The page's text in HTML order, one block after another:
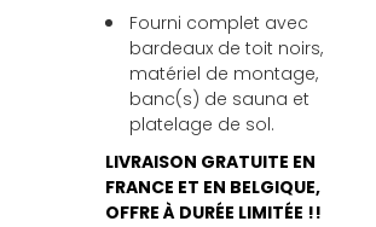
Fourni complet avec
bardeaux de toit noirs,
matériel de montage,
banc(s) de sauna et
platelage de sol.
LIVRAISON GRATUITE EN
FRANCE ET EN BELGIQUE,
OFFRE À DURÉE LIMITÉE !!